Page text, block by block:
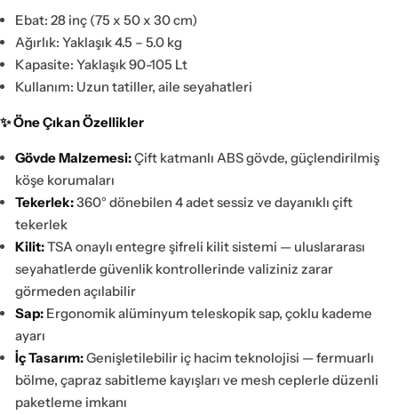
Ebat: 28 inç (75 x 50 x 30 cm)
Ağırlık: Yaklaşık 4.5 – 5.0 kg
Kapasite: Yaklaşık 90-105 Lt
Kullanım: Uzun tatiller, aile seyahatleri
✨ Öne Çıkan Özellikler
Gövde Malzemesi:Çift katmanlı ABS gövde, güçlendirilmiş
köşe korumaları
Tekerlek:360° dönebilen 4 adet sessiz ve dayanıklı çift
tekerlek
Kilit:TSA onaylı entegre şifreli kilit sistemi — uluslararası
seyahatlerde güvenlik kontrollerinde valiziniz zarar
görmeden açılabilir
Sap: Ergonomik alüminyum teleskopik sap, çoklu kademe
ayarı
İç Tasarım:Genişletilebilir iç hacim teknolojisi — fermuarlı
bölme, çapraz sabitleme kayışları ve mesh ceplerle düzenli
paketleme imkanı